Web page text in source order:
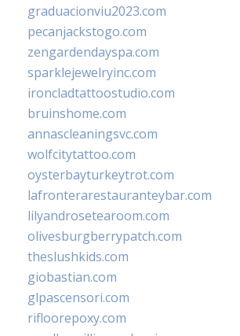
graduacionviu2023.com
pecanjackstogo.com
zengardendayspa.com
sparklejewelryinc.com
ironcladtattoostudio.com
bruinshome.com
annascleaningsvc.com
wolfcitytattoo.com
oysterbayturkeytrot.com
lafronterarestauranteybar.com
lilyandrosetearoom.com
olivesburgberrypatch.com
theslushkids.com
giobastian.com
glpascensori.com
rifloorepoxy.com